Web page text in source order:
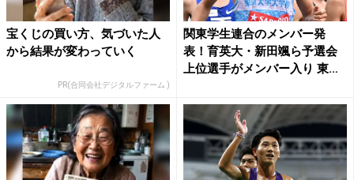
宝くじの買い方、気づいた人
から結果が変わっていく
PR(合同会社デジタルファーム )
関東学生連合のメンバー発
表！育英大・新田颯ら予選会
上位選手がメンバー入り 東大